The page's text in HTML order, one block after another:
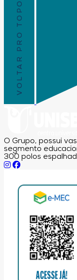
VOLTAR PRO TOPO
O Grupo, possui
segmento
300 polos